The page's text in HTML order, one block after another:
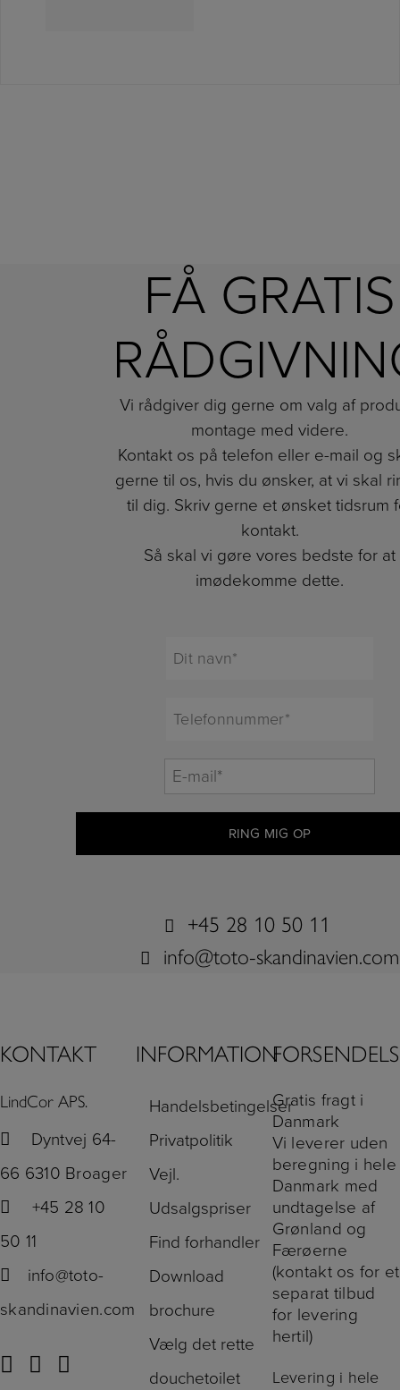
FÅ GRATIS
Vi rådgiver dig gerne om valg af
montage med videre.
Kontakt os på telefon eller e-mail og
gerne til os, hvis du ønsker, at vi skal
til dig. Skriv gerne et ønsket tidsrum
kontakt.
Så skal vi gøre vores bedste for at
imødekomme dette.
mail**
+45 28 10 50 11
info@toto-skandinavien.com
KONTAKT
LindCor APS.
Dyntvej 64-
66 6310 Broager
+45 28 10
50 11
info@toto-
skandinavien.com
INFORMATION
Handelsbetingelser
Privatpolitik
Vejl.
Udsalgspriser
Find forhandler
Download
brochure
Vælg det rette
douchetoilet
Gratis fragt i
Danmark
Vi leverer uden
beregning i hele
Danmark med
undtagelse af
Grønland og
Færøerne
(kontakt os for et
separat tilbud
for levering
hertil)
Levering i hele